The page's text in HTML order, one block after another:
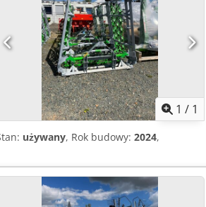
1 / 1
używany, Rok budowy: 2024,